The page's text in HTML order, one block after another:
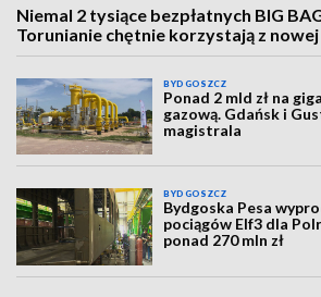
Niemal 2 tysiące bezpłatnych BIG
Torunianie chętnie korzystają z nowej
BYDGOSZCZ
Ponad 2 mld zł na
gazową. Gdańsk i
magistrala
BYDGOSZCZ
Bydgoska Pesa
pociągów Elf3 dla
ponad 270 mln zł